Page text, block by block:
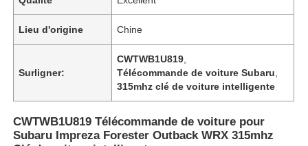
Lieu d'origine Chine
Surligner:
CWTWB1U819
Télécommande de voiture Subaru
315mhz clé de voiture intelligente
CWTWB1U819 Télécommande de voiture pour
Subaru Impreza Forester Outback WRX 315mhz